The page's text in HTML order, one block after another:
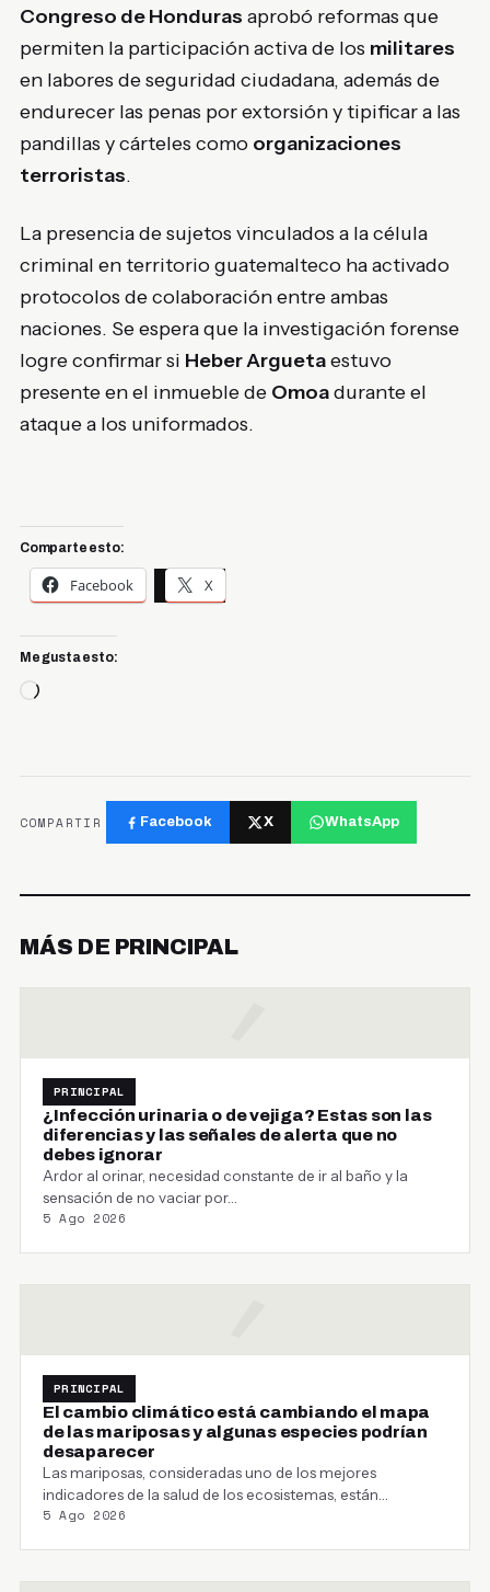
Congreso de Honduras aprobó reformas que
permiten la participación activa de los militares
en labores de seguridad ciudadana, además de
endurecer las penas por extorsión y tipificar a las
pandillas y cárteles como organizaciones
terroristas.
La presencia de sujetos vinculados a la célula
criminal en territorio guatemalteco ha activado
protocolos de colaboración entre ambas
naciones. Se espera que la investigación forense
logre confirmar si Heber Arguetaestuvo
presente en el inmueble de Omoadurante el
ataque a los uniformados.
Comparte esto:
Facebook X
Me gusta esto:
Cargando...
COMPARTIR Facebook X WhatsApp
MÁS DE PRINCIPAL
PRINCIPAL
¿Infección urinaria o de vejiga? Estas son las
diferencias y las señales de alerta que no
debes ignorar
Ardor al orinar, necesidad constante de ir al baño y la
sensación de no vaciar por…
5 Ago 2026
PRINCIPAL
El cambio climático está cambiando el mapa
de las mariposas y algunas especies podrían
desaparecer
Las mariposas, consideradas uno de los mejores
indicadores de la salud de los ecosistemas, están
cambiando…
5 Ago 2026